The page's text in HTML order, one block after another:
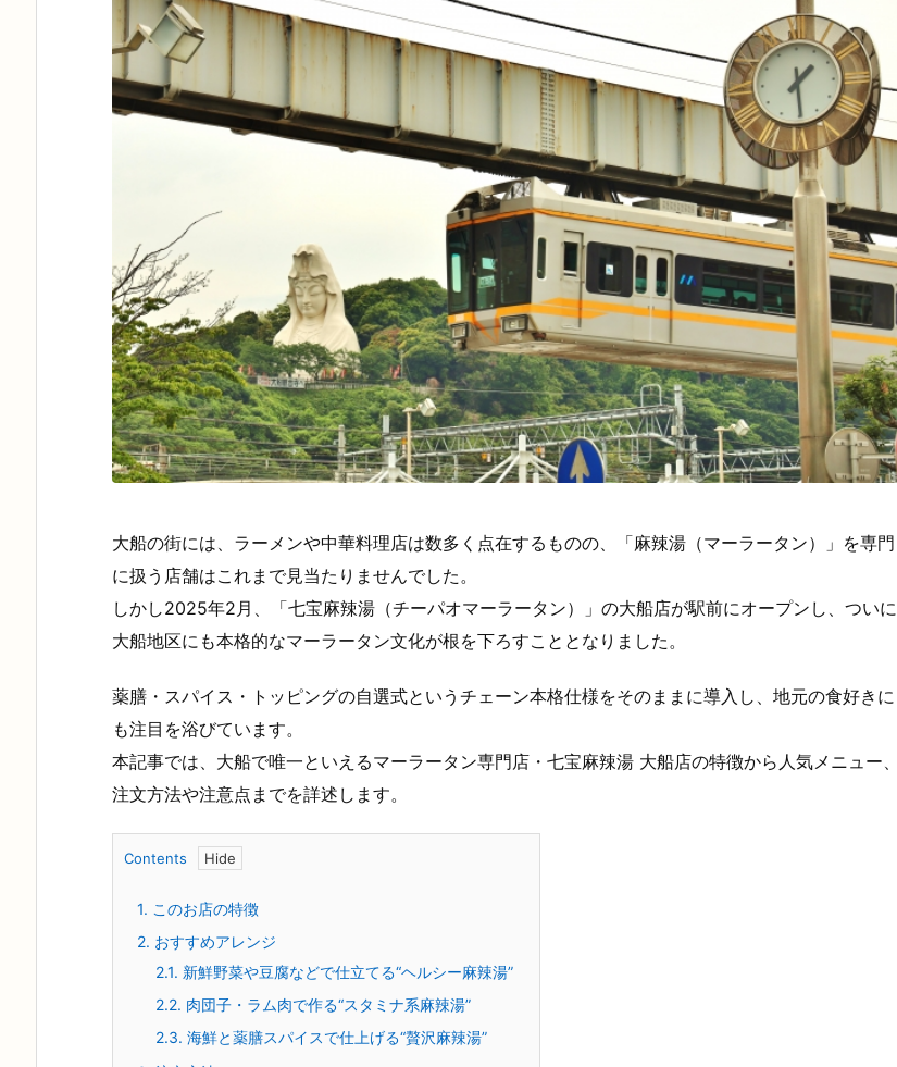
大船の街には、ラーメンや中華料理店は数多く点在するものの、「麻辣湯（マーラータン）」を専門
に扱う店舗はこれまで見当たりませんでした。
しかし2025年2月、「七宝麻辣湯（チーパオマーラータン）」の大船店が駅前にオープンし、ついに
大船地区にも本格的なマーラータン文化が根を下ろすこととなりました。
薬膳・スパイス・トッピングの自選式というチェーン本格仕様をそのままに導入し、地元の食好きに
も注目を浴びています。
本記事では、大船で唯一といえるマーラータン専門店・七宝麻辣湯 大船店の特徴から人気メニュー、
注文方法や注意点までを詳述します。
Contents
1. このお店の特徴
2. おすすめアレンジ
2.1. 新鮮野菜や豆腐などで仕立てる“ヘルシー麻辣湯”
2.2. 肉団子・ラム肉で作る“スタミナ系麻辣湯”
2.3. 海鮮と薬膳スパイスで仕上げる“贅沢麻辣湯”